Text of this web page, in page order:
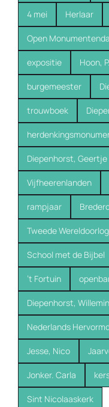
4 mei Herlaar
Open
expositie Hoon,
burgemeester
trouwboek
Diepenhorst, Geertje
Vijfheerenlanden
rampjaar
Tweede Wereldoorlog
School met de Bijbel
’t Fortuin
Diepenhorst,
Nederlands
Jesse, Nico
Jonker. Carla
Sint Nicolaaskerk